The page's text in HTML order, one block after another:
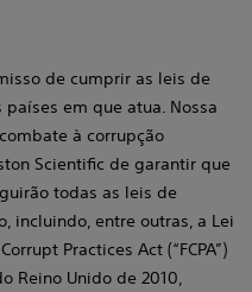
de cumprir as leis de
em que atua. Nossa
à corrupção
Scientific de garantir que
todas as leis de
incluindo, entre outras, a Lei
Practices Act (“FCPA”)
Reino Unido de 2010,